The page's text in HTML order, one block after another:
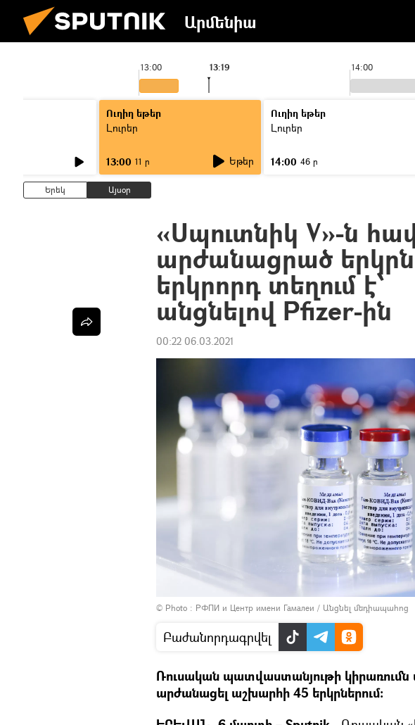
Արմենիա
13:00 14:00
13:19
Ուղիղ եթեր
Լուրեր
13:00 11 ր Եթեր
Ուղիղ եթեր
Լուրեր
14:00 46 ր
Երեկ Այսօր
«Սպուտնիկ V»-ն
արժանացրած
երկրորդ տեղում է՝
անցնելով Pfizer-ին
00:22 06.03.2021
© Photo : РФПИ и Центр имени Гамалеи / Անցնել մեդիապահոց
Բաժանորդագրվել
Ռուսական պատվաստանյութի կիրառումն
արժանացել աշխարհի 45 երկրներում։